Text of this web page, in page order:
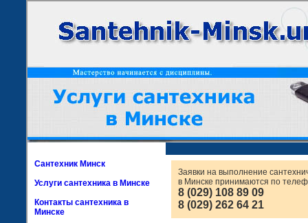
Сантехник Минск
Услуги сантехника в Минске
Контакты сантехника в
Минске
Заявки на выполнение
в Минске принимаются по
8 (029) 108 89 09
8 (029) 262 64 21